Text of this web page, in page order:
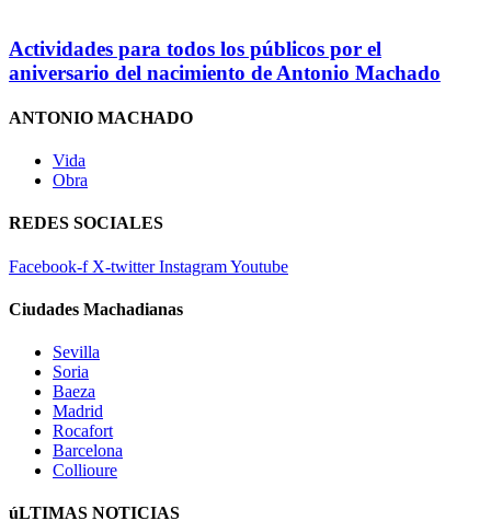
Actividades para todos los públicos por el
aniversario del nacimiento de Antonio Machado
ANTONIO MACHADO
Vida
Obra
REDES SOCIALES
Facebook-f X-twitter InstagramYoutube
Ciudades Machadianas
Sevilla
Soria
Baeza
Madrid
Rocafort
Barcelona
Collioure
úLTIMAS NOTICIAS